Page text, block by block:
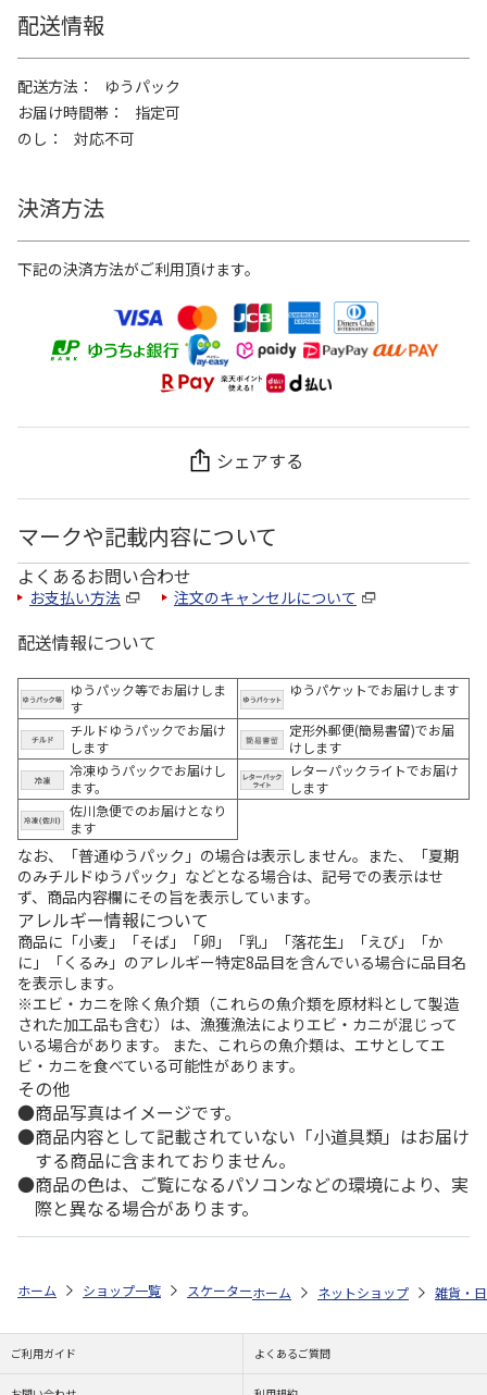
配送情報
配送方法
ゆうパック
お届け時間帯
指定可
のし
対応不可
決済方法
下記の決済方法がご利用頂けます。
シェアする
マークや記載内容について
よくあるお問い合わせ
お支払い方法 注文のキャンセルについて
配送情報について
ゆうパック等でお届けしま
す
ゆうパケットでお届けします
チルドゆうパックでお届け
します
定形外郵便(簡易書留)でお届
けします
冷凍ゆうパックでお届けし
ます。
レターパックライトでお届け
します
佐川急便でのお届けとなり
ます
なお、「普通ゆうパック」の場合は表示しません。また、「夏期
のみチルドゆうパック」などとなる場合は、記号での表示はせ
ず、商品内容欄にその旨を表示しています。
アレルギー情報について
商品に「小麦」「そば」「卵」「乳」「落花生」「えび」「か
に」「くるみ」のアレルギー特定8品目を含んでいる場合に品目名
を表示します。
※エビ・カニを除く魚介類（これらの魚介類を原材料として製造
された加工品も含む）は、漁獲漁法によりエビ・カニが混じって
いる場合があります。 また、これらの魚介類は、エサとしてエ
ビ・カニを食べている可能性があります。
その他
商品写真はイメージです。
商品内容として記載されていない「小道具類」はお届け
する商品に含まれておりません。
商品の色は、ご覧になるパソコンなどの環境により、実
際と異なる場合があります。
ホーム ショップ一覧 スケーター 鉄製 ミニ玉子焼 ムーミン IRT1
ホーム ネットショップ 雑貨・
ご利用ガイド よくあるご質問